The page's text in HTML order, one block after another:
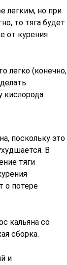
легким, но при
то тяга будет
от курения
легко (конечно,
кислорода.
поскольку это
В
тяги
о потере
кальяна со
сборка.
и